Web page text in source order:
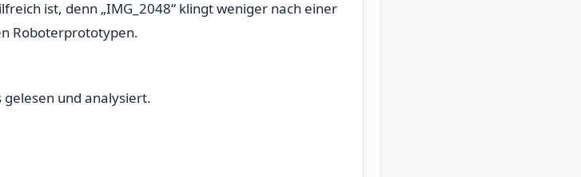
ist, denn „IMG_2048“ klingt weniger nach einer
Roboterprototypen.
und analysiert.